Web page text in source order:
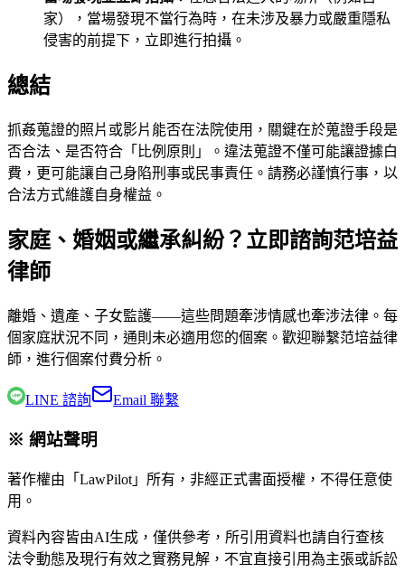
家），當場發現不當行為時，在未涉及暴力或嚴重隱私
侵害的前提下，立即進行拍攝。
總結
抓姦蒐證的照片或影片能否在法院使用，關鍵在於蒐證手段是
否合法、是否符合「比例原則」。違法蒐證不僅可能讓證據白
費，更可能讓自己身陷刑事或民事責任。請務必謹慎行事，以
合法方式維護自身權益。
家庭、婚姻或繼承糾紛？立即諮詢范培益
律師
離婚、遺產、子女監護——這些問題牽涉情感也牽涉法律。每
個家庭狀況不同，通則未必適用您的個案。歡迎聯繫范培益律
師 ，進行個案付費分析。
LINE 諮詢 Email 聯繫
※ 網站聲明
著作權由「LawPilot」所有，非經正式書面授權，不得任意使
用。
資料內容皆由AI生成，僅供參考，所引用資料也請自行查核
法令動態及現行有效之實務見解，不宜直接引用為主張或訴訟